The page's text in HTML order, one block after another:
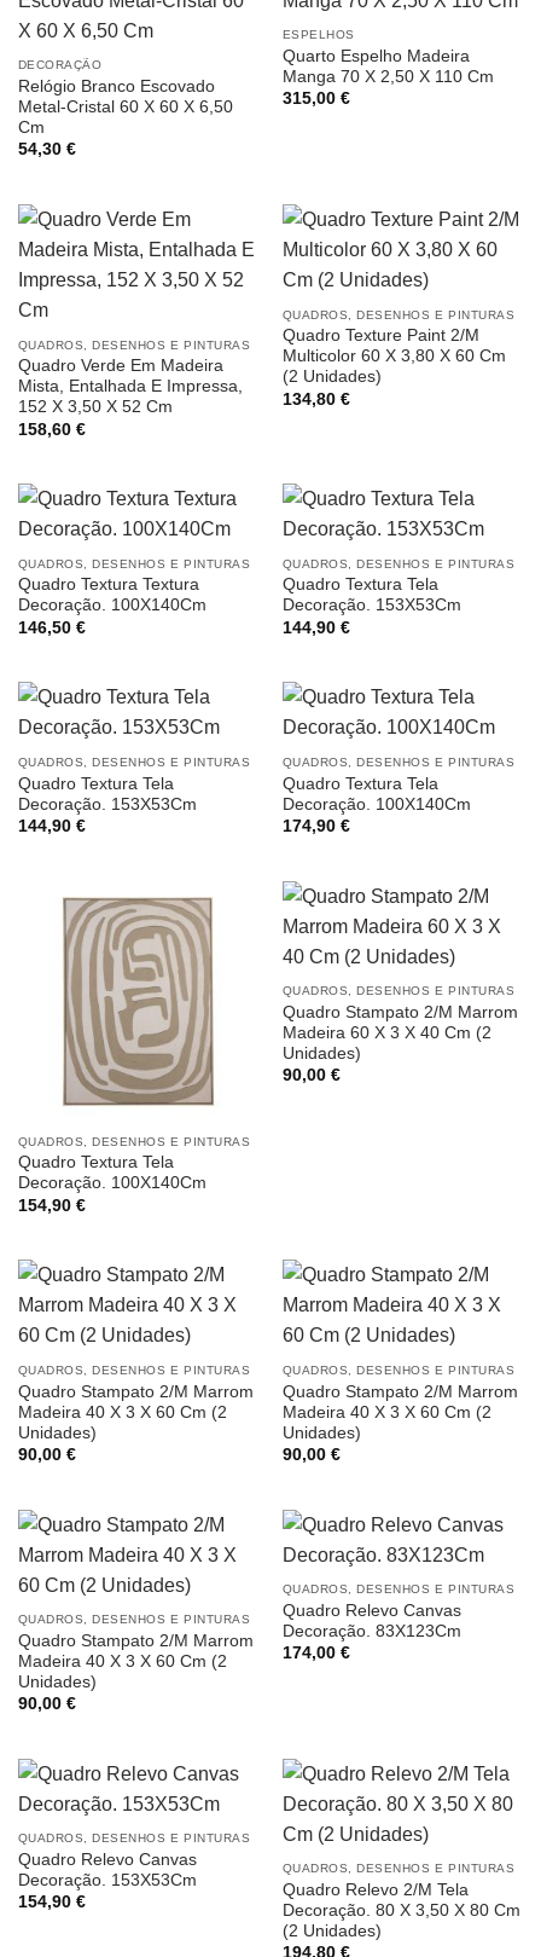
DECORAÇÃO
Relógio Branco Escovado
Metal-Cristal 60 X 60 X 6,50
Cm
54,30 €
ESPELHOS
Quarto Espelho Madeira
Manga 70 X 2,50 X 110 Cm
315,00 €
QUADROS, DESENHOS E PINTURAS
Quadro Verde Em Madeira
Mista, Entalhada E Impressa,
152 X 3,50 X 52 Cm
158,60 €
QUADROS, DESENHOS E PINTURAS
Quadro Texture Paint 2/M
Multicolor 60 X 3,80 X 60 Cm
(2 Unidades)
134,80 €
QUADROS, DESENHOS E PINTURAS
Quadro Textura Textura
Decoração. 100X140Cm
146,50 €
QUADROS, DESENHOS E PINTURAS
Quadro Textura Tela
Decoração. 153X53Cm
144,90 €
QUADROS, DESENHOS E PINTURAS
Quadro Textura Tela
Decoração. 153X53Cm
144,90 €
QUADROS, DESENHOS E PINTURAS
Quadro Textura Tela
Decoração. 100X140Cm
174,90 €
QUADROS, DESENHOS E PINTURAS
Quadro Textura Tela
Decoração. 100X140Cm
154,90 €
QUADROS, DESENHOS E PINTURAS
Quadro Stampato 2/M Marrom
Madeira 60 X 3 X 40 Cm (2
Unidades)
90,00 €
QUADROS, DESENHOS E PINTURAS
Quadro Stampato 2/M Marrom
Madeira 40 X 3 X 60 Cm (2
Unidades)
90,00 €
QUADROS, DESENHOS E PINTURAS
Quadro Stampato 2/M Marrom
Madeira 40 X 3 X 60 Cm (2
Unidades)
90,00 €
QUADROS, DESENHOS E PINTURAS
Quadro Stampato 2/M Marrom
Madeira 40 X 3 X 60 Cm (2
Unidades)
90,00 €
QUADROS, DESENHOS E PINTURAS
Quadro Relevo Canvas
Decoração. 83X123Cm
174,00 €
QUADROS, DESENHOS E PINTURAS
Quadro Relevo Canvas
Decoração. 153X53Cm
154,90 €
QUADROS, DESENHOS E PINTURAS
Quadro Relevo 2/M Tela
Decoração. 80 X 3,50 X 80 Cm
(2 Unidades)
194,80 €